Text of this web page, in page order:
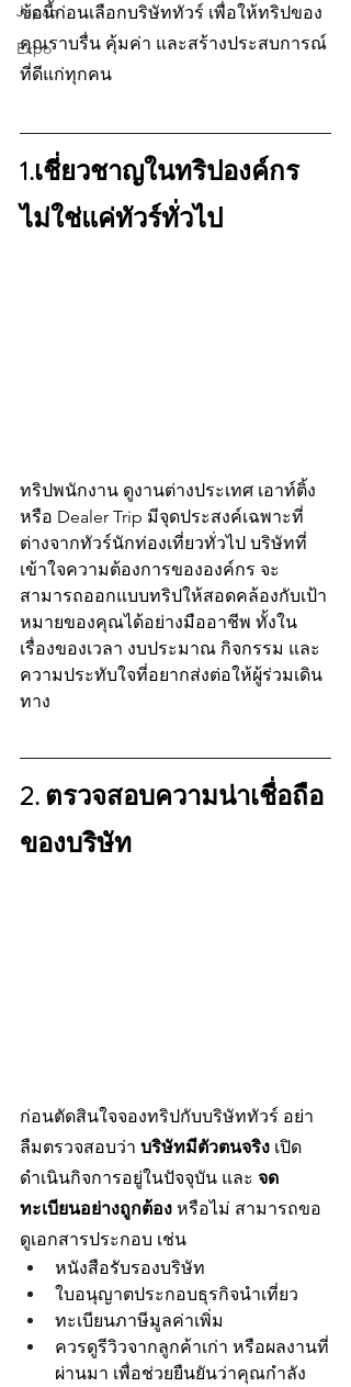
Japan
Expo
ข้อนี้ก่อนเลือกบริษัททัวร์ เพื่อให้ทริปของ
คุณราบรื่น คุ้มค่า และสร้างประสบการณ์
ที่ดีแก่ทุกคน
1.เชี่ยวชาญในทริปองค์กร
ไม่ใช่แค่ทัวร์ทั่วไป
ทริปพนักงาน ดูงานต่างประเทศ เอาท์ติ้ง
หรือ Dealer Trip มีจุดประสงค์เฉพาะที่
ต่างจากทัวร์นักท่องเที่ยวทั่วไป บริษัทที่
เข้าใจความต้องการขององค์กร จะ
สามารถออกแบบทริปให้สอดคล้องกับเป้า
หมายของคุณได้อย่างมืออาชีพ ทั้งใน
เรื่องของเวลา งบประมาณ กิจกรรม และ
ความประทับใจที่อยากส่งต่อให้ผู้ร่วมเดิน
ทาง
2. ตรวจสอบความน่าเชื่อถือ
ของบริษัท
ก่อนตัดสินใจจองทริปกับบริษัททัวร์ อย่า
ลืมตรวจสอบว่า บริษัทมีตัวตนจริง เปิด
ดำเนินกิจการอยู่ในปัจจุบัน และ จด
ทะเบียนอย่างถูกต้อง หรือไม่ สามารถขอ
ดูเอกสารประกอบ เช่น
หนังสือรับรองบริษัท
ใบอนุญาตประกอบธุรกิจนำเที่ยว
ทะเบียนภาษีมูลค่าเพิ่ม
ควรดูรีวิวจากลูกค้าเก่า หรือผลงานที่
ผ่านมา เพื่อช่วยยืนยันว่าคุณกำลัง